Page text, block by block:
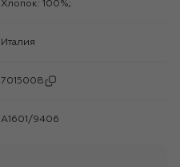
Хлопок: 100%;
Италия
7015008
A1601/9406